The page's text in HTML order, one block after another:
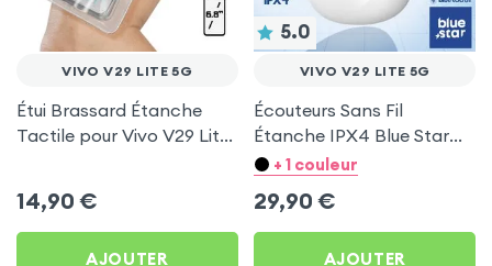
VIVO V29 LITE 5G
Étui Brassard Étanche
Tactile pour Vivo V29 Lite
14,90 €
AJOUTER
5.0
VIVO V29 LITE 5G
Écouteurs Sans Fil
Étanche IPX4 Blue Star
Blanc pour Vivo V29 Lite
+ 1 couleur
29,90 €
AJOUTER